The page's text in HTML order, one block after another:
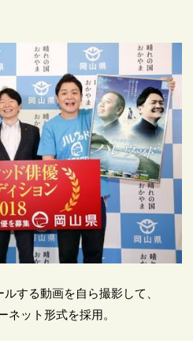
ルする動画を自ら撮影して、
ネット形式を採用。